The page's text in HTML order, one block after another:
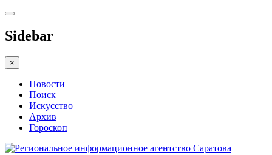
Sidebar
×
Новости
Поиск
Искусство
Архив
Гороскоп